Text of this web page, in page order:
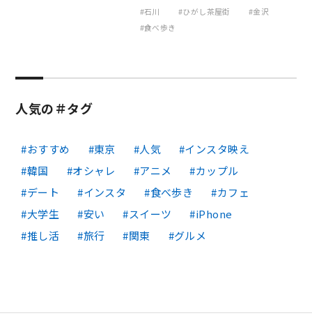
石川 ひがし茶屋街
金沢
食べ歩き
人気の＃タグ
おすすめ 東京 人気
インスタ映え
韓国
オシャレ アニメ
カップル
デート
インスタ 食べ歩き
カフェ
大学生
安い スイーツ
iPhone
推し活
旅行 関東 グルメ